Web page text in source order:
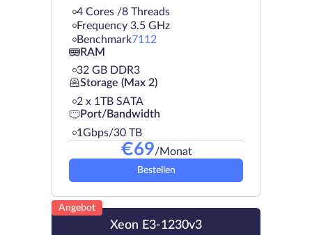
4 Cores /8 Threads
Frequency 3.5 GHz
Benchmark7112
RAM
32 GB DDR3
Storage (Max 2)
2 х 1TB SATA
Port/Bandwidth
1Gbps/30 TB
€69/Monat
Bestellen
Angebot
Xeon E3-1230v3